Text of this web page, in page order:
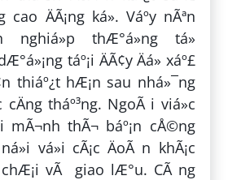
cao ÄÃ¡ng ká». Váº­y nÃªn
nghiá»p thÆ°á»ng tá»
táº¡i ÄÃ¢y Äá» xáº£
thiáº¿t hÆ¡n sau nhá»¯ng
cÄng tháº³ng. NgoÃ i viá»c
mÃ¬nh thÃ¬ báº¡n cÅ©ng
vá»i cÃ¡c ÄoÃ n khÃ¡c
chÆ¡i vÃ giao lÆ°u. CÃ ng